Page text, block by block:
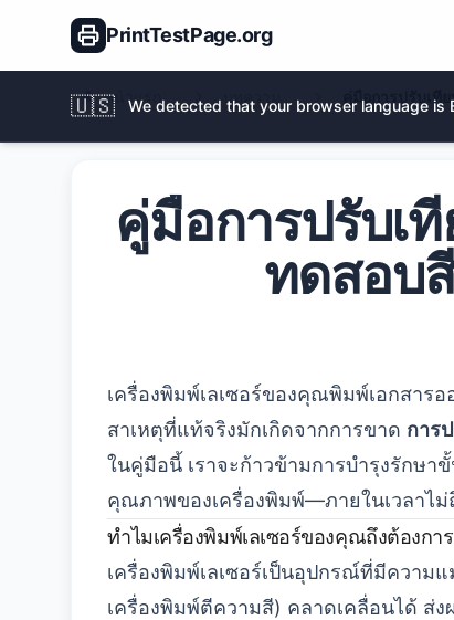
PrintTestPage.org
🇺🇸 We detected that your browser language is
หน้าแรก บทความ คู่มือการปรับเ
คู่มือการปรับเ
ทดสอบ
เครื่องพิมพ์เลเซอร์ของคุณพิมพ์เอกสา
สาเหตุที่แท้จริงมักเกิดจากการขาด การ
ในคู่มือนี้ เราจะก้าวข้ามการบำรุงรักษ
คุณภาพของเครื่องพิมพ์—ภายในเวลาไม่
ทำไมเครื่องพิมพ์เลเซอร์ของคุณถึงต้องกา
เครื่องพิมพ์เลเซอร์เป็นอุปกรณ์ที่มีความ
เครื่องพิมพ์ตีความสี) คลาดเคลื่อนได้ ส่ง